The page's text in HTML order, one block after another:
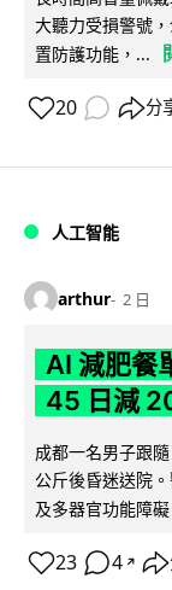
大聽力受損警號
置防護功能，...
20 分
人工智能
arthur 2 日
AI 減肥餐
45 日減
成都一名男子跟
公斤後昏迷送院
及多器官功能障
23 4 ↗